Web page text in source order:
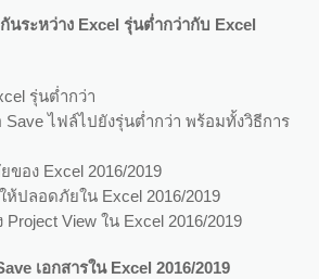
นระหว่าง Excel รุ่นต่ำกว่ากับ Excel
รุ่นต่ำกว่า
ไฟล์ไปยังรุ่นต่ำกว่า พร้อมทั้งวิธีการ
อง Excel 2016/2019
ห้ปลอดภัยใน Excel 2016/2019
View ใน Excel 2016/2019
เอกสารใน Excel 2016/2019